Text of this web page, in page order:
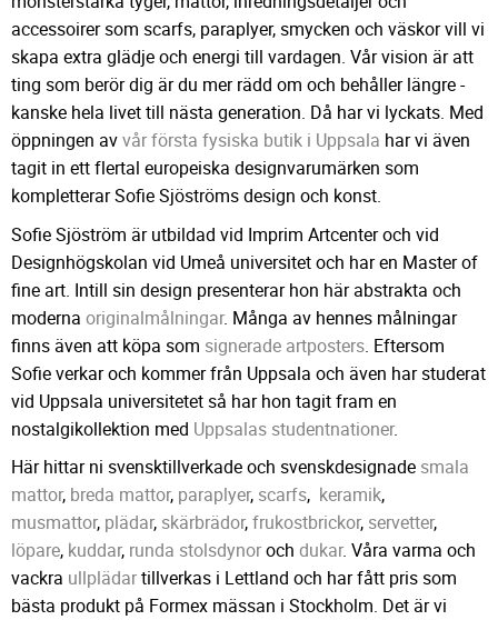
accessoirer som scarfs, paraplyer, smycken och väskor vill vi
skapa extra glädje och energi till vardagen. Vår vision är att
ting som berör dig är du mer rädd om och behåller längre -
kanske hela livet till nästa generation. Då har vi lyckats. Med
öppningen avvår första fysiska butik i Uppsala har vi även
tagit in ett flertal europeiska designvarumärken som
kompletterar Sofie Sjöströms design och konst.
Sofie Sjöström är utbildad vid Imprim Artcenter och vid
Designhögskolan vid Umeå universitet och har en Master of
fine art. Intill sin design presenterar hon här abstrakta och
moderna originalmålningar. Många av hennes målningar
finns även att köpa som signerade artposters. Eftersom
Sofie verkar och kommer från Uppsala och även har studerat
vid Uppsala universitetet så har hon tagit fram en
nostalgikollektion med Uppsalas studentnationer.
Här hittar ni svensktillverkade och svenskdesignade smala
mattor, breda mattor, paraplyer, scarfs, keramik,
musmattor, plädar, skärbrädor,frukostbrickor, servetter,
löpare, kuddar, runda stolsdynoroch dukar. Våra varma och
vackra ullplädartillverkas i Lettland och har fått pris som
bästa produkt på Formex mässan i Stockholm. Det är vi